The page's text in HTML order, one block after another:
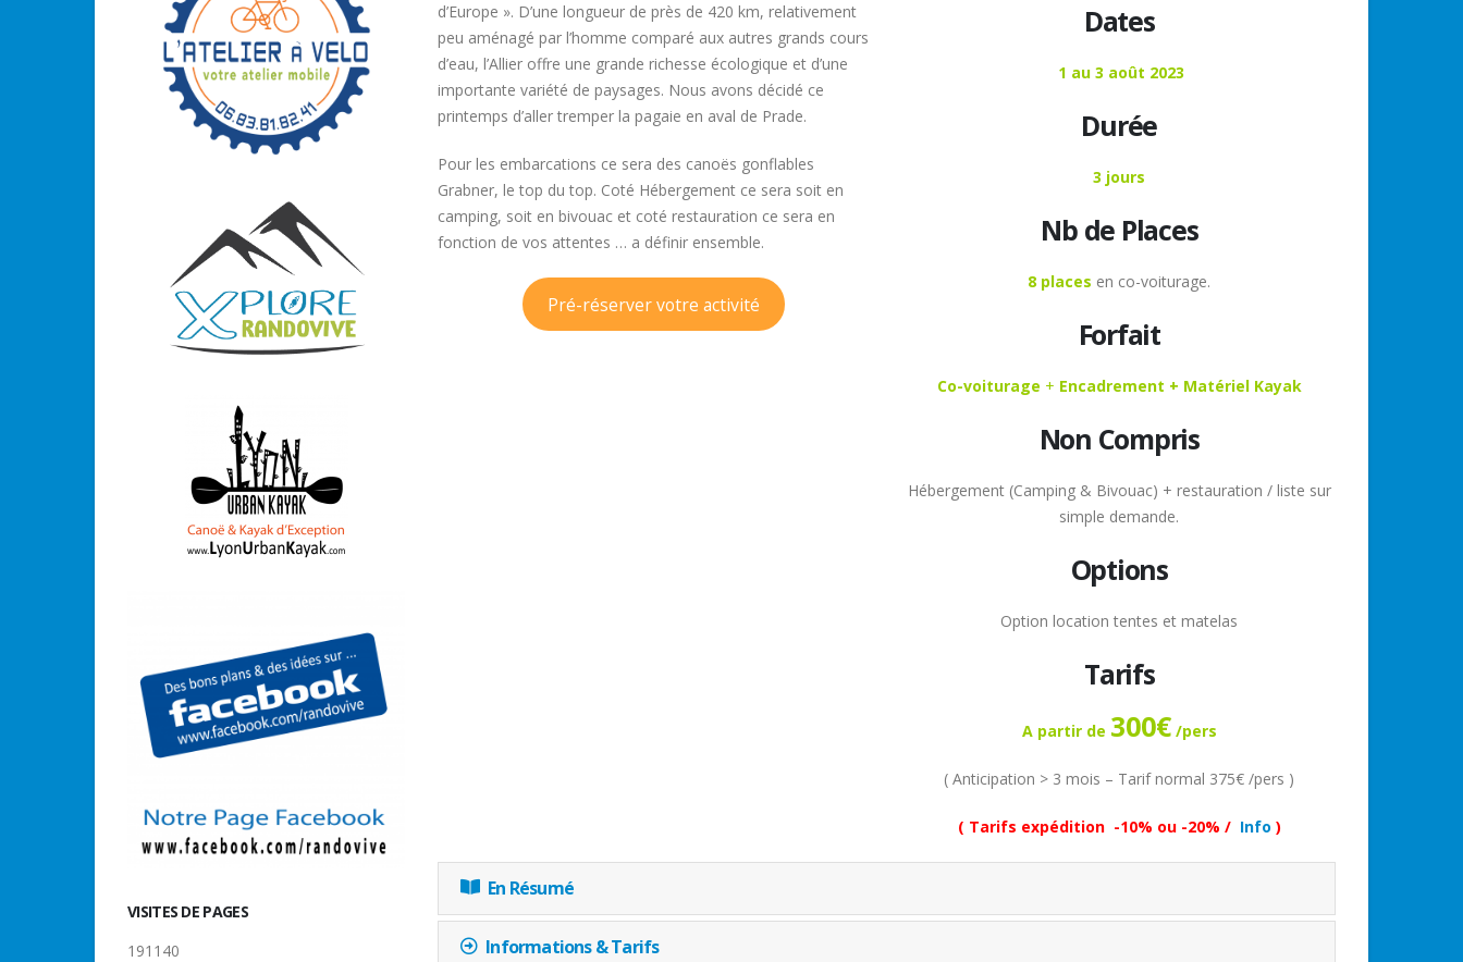
d’Europe ». D’une longueur de près de 420 km, relativement
peu aménagé par l’homme comparé aux autres grands cours
d’eau, l’Allier offre une grande richesse écologique et d’une
importante variété de paysages. Nous avons décidé ce
printemps d’aller tremper la pagaie en aval de Prade.
Pour les embarcations ce sera des canoës gonflables
Grabner, le top du top. Coté Hébergement ce sera soit en
camping, soit en bivouac et coté restauration ce sera en
fonction de vos attentes … a définir ensemble.
Pré-réserver votre activité
Dates
1 au 3 août 2023
Durée
3 jours
Nb de Places
8 places en co-voiturage.
Forfait
Co-voiturage + Encadrement + Matériel Kayak
Non Compris
Hébergement (Camping & Bivouac) + restauration / liste sur
simple demande.
Options
Option location tentes et matelas
Tarifs
A partir de 300€/pers
( Anticipation > 3 mois – Tarif normal 375€ /pers )
( Tarifs expédition -10% ou -20% / Info )
En Résumé
Informations & Tarifs
VISITES DE PAGES
191140